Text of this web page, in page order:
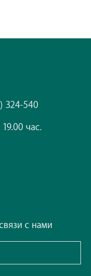
324-540
час.
с нами